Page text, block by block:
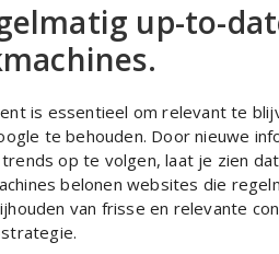
up-to-
is essentieel om relevant te
te behouden. Door nieuwe
op te volgen, laat je zien
belonen websites die
van frisse en relevante